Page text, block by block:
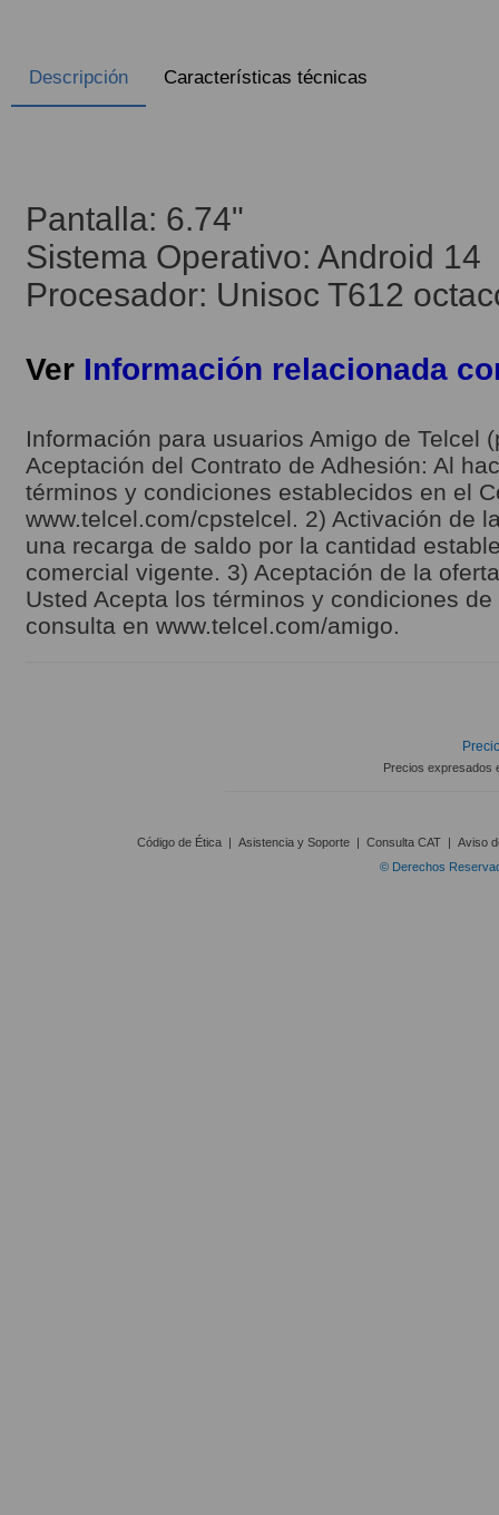
Descripción Características técnicas
Pantalla: 6.74"
Sistema Operativo: Android 14
Procesador: Unisoc T612
Ver Información relacionada
Información para usuarios Amigo de Telcel
Aceptación del Contrato de Adhesión: Al
términos y condiciones establecidos en el
www.telcel.com/cpstelcel. 2) Activación de
una recarga de saldo por la cantidad
comercial vigente. 3) Aceptación de la
Usted Acepta los términos y condiciones
consulta en www.telcel.com/amigo.
Precios expresados
Código de Ética | Asistencia y Soporte | Consulta CAT | Aviso
© Derechos